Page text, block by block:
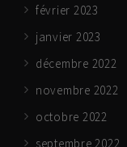
février 2023
janvier 2023
décembre 2022
novembre 2022
octobre 2022
septembre 2022